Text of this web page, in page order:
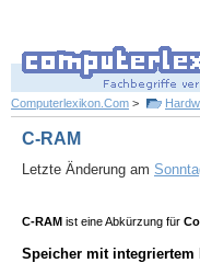
Computerlexikon.Com >
C-RAM
Letzte Änderung am
C-RAM ist eine Abkürzung für
Speicher mit integriertem